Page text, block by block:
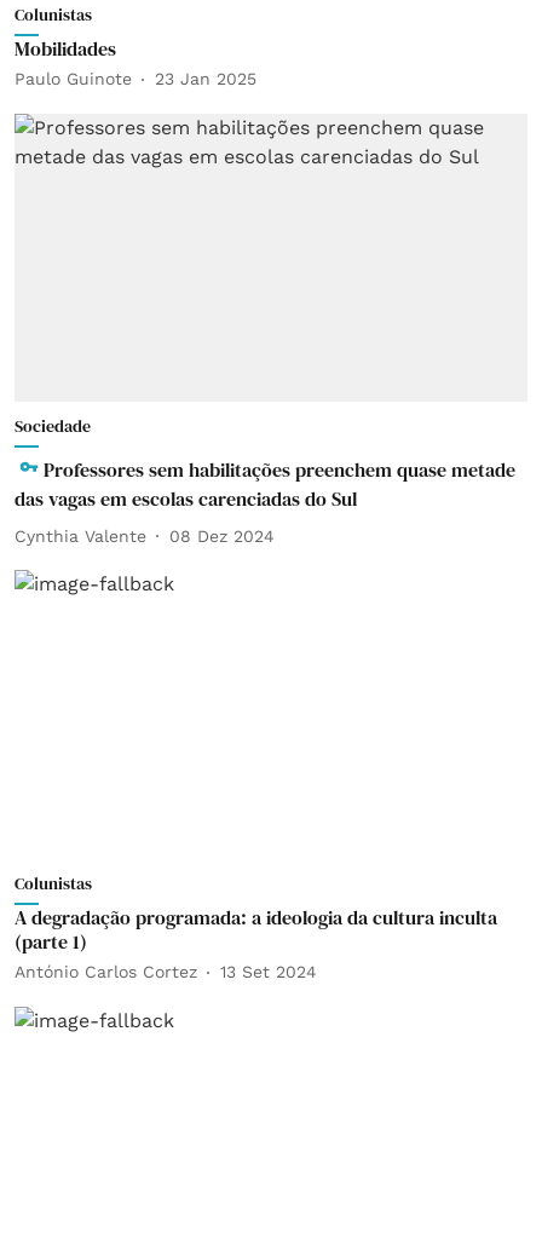
Colunistas
Mobilidades
Paulo Guinote 23 Jan 2025
Sociedade
Professores sem habilitações preenchem quase metade
das vagas em escolas carenciadas do Sul
Cynthia Valente 08 Dez 2024
Colunistas
A degradação programada: a ideologia da cultura inculta
(parte 1)
António Carlos Cortez 13 Set 2024